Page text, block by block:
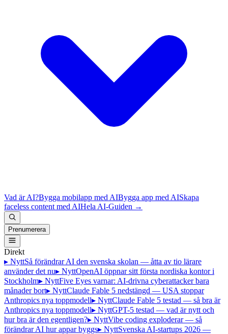
Vad är AI?Bygga mobilapp med AIBygga app med AISkapa
faceless content med AIHela AI-Guiden →
Prenumerera
Direkt
▸ NyttSå förändrar AI den svenska skolan — åtta av tio lärare
använder det nu▸ NyttOpenAI öppnar sitt första nordiska kontor i
Stockholm▸ NyttFive Eyes varnar: AI-drivna cyberattacker bara
månader bort▸ NyttClaude Fable 5 nedstängd — USA stoppar
Anthropics nya toppmodell▸ NyttClaude Fable 5 testad — så bra är
Anthropics nya toppmodell▸ NyttGPT-5 testad — vad är nytt och
hur bra är den egentligen?▸ NyttVibe coding exploderar — så
förändrar AI hur appar byggs▸ NyttSvenska AI-startups 2026 —